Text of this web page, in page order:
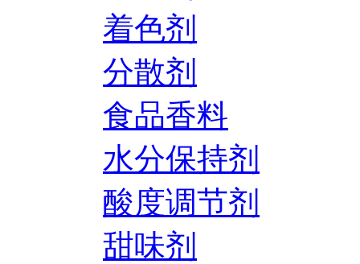
着色剂
分散剂
食品香料
水分保持剂
酸度调节剂
甜味剂